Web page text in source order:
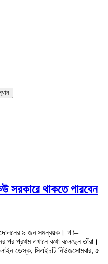
সরকারে থাকতে পারবেন
৯ জন সমন্বয়ক। গণ–
পর প্রথম এখানে কথা বলেছেন তাঁরা।
ডেস্ক, সিএইচটি নিউজসোমবার, ৫